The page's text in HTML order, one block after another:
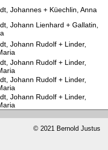
Johannes Küechlin, Anna
Johann Lienhard
Gallatin,
Johann Rudolf
Linder,
Johann Rudolf
Linder,
Johann Rudolf
Linder,
Johann Rudolf
Linder,
© 2021 Bernold Justus